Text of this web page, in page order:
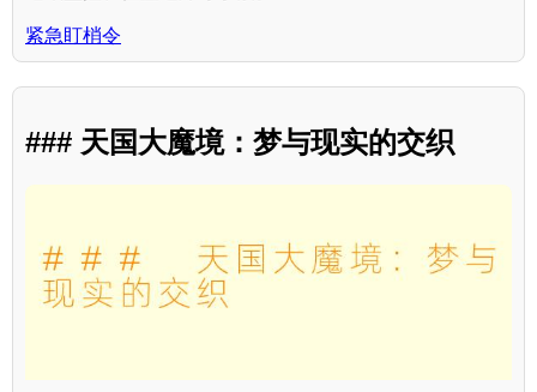
紧急盯梢令
### 天国大魔境：梦与现实的交织